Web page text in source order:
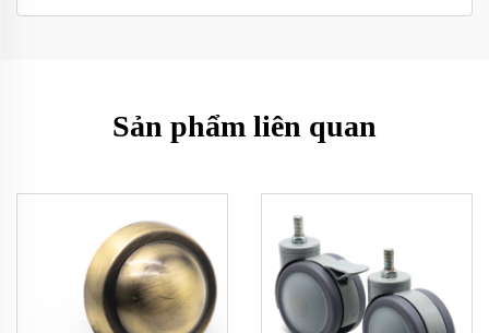
Sản phẩm liên quan